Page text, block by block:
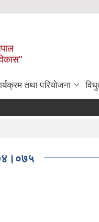
तथा परियोजना